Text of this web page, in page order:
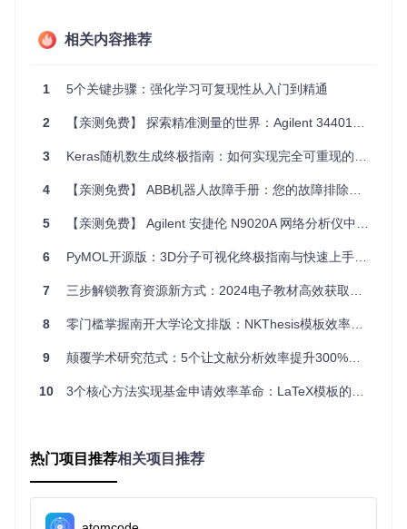
等方面可能引入随机波动
实验结果难以预测和复现。特别是在分布式训练场景中，如A3
随机过程控制系统解析：强化学习中的种子管理
的随机过程控制系统。这个系统应该能够覆盖从数据生成到模
图1：强化学习好奇心模型架构，展示了多个可能引入随机性
基于相同的初始状态
态
分布式种子同步机制：在多线程/多进程训练中保持种子一
致性
在项目的
相关内容推荐
1 5个关键步骤：强化学习可复现性从入门到精通
2 【亲测免费】 探索精准测量的世界：Agilent 34401A数字万用表中文说明书全面解读
3 Keras随机数生成终极指南：如何实现完全可重现的深度学习实验
4 【亲测免费】 ABB机器人故障手册：您的故障排除利器
5 【亲测免费】 Agilent 安捷伦 N9020A 网络分析仪中文使用说明
6 PyMOL开源版：3D分子可视化终极指南与快速上手教程
7 三步解锁教育资源新方式：2024电子教材高效获取工具全攻略
8 零门槛掌握南开大学论文排版：NKThesis模板效率提升指南
9 颠覆学术研究范式：5个让文献分析效率提升300%的智能技术方案
10 3个核心方法实现基金申请效率革命：LaTeX模板的智能排版创新点探索
热门项目推荐相关项目推荐